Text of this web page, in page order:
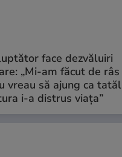
face dezvăluiri
„Mi-am făcut de râs
vreau să ajung ca tatăl
i-a distrus viața”